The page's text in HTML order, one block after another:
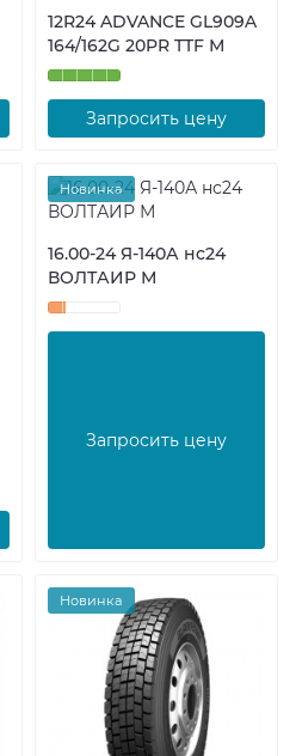
12R24 ADVANCE GL909A
164/162G 20PR TTF М
Запросить цену
Новинка
16.00-24 Я-140А нс24
ВОЛТАИР М
Запросить цену
Новинка